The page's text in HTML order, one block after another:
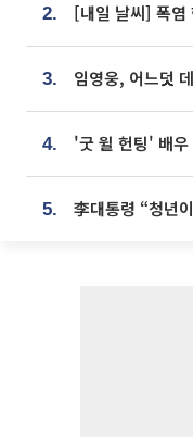
2.
3.
4.
5.